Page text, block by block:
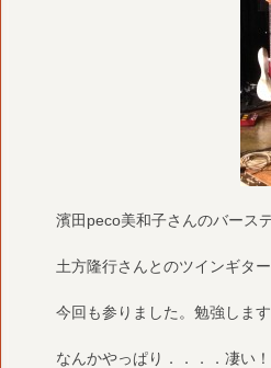
濱田peco美和子さんのバース
土方隆行さんとのツインギタ
今回も参りました。勉強します
なんかやっぱり．．．．凄い